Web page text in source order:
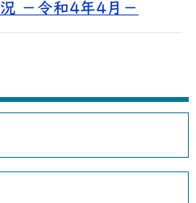
－令和4年4月－